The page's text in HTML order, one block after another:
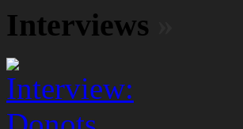
Interviews